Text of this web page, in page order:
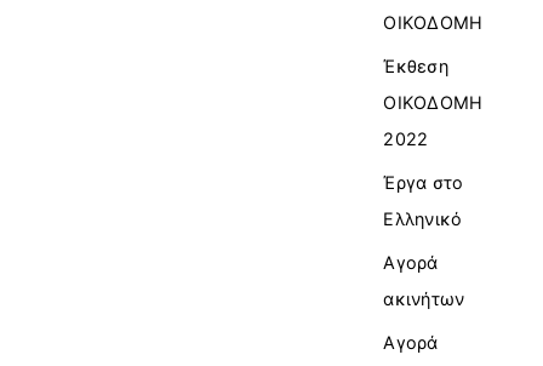
ΟΙΚΟΔΟΜΗ
Έκθεση
ΟΙΚΟΔΟΜΗ
2022
Έργα στο
Ελληνικό
Αγορά
ακινήτων
Αγορά